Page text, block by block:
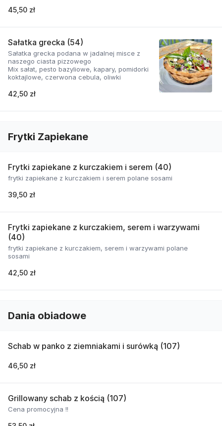
45,50 zł
Sałatka grecka (54)
Sałatka grecka podana w jadalnej misce z
naszego ciasta pizzowego
Mix sałat, pesto bazyliowe, kapary, pomidorki
koktajlowe, czerwona cebula, oliwki
42,50 zł
Frytki Zapiekane
Frytki zapiekane z kurczakiem i serem (40)
frytki zapiekane z kurczakiem i serem polane sosami
39,50 zł
Frytki zapiekane z kurczakiem, serem i warzywami
(40)
frytki zapiekane z kurczakiem, serem i warzywami polane
sosami
42,50 zł
Dania obiadowe
Schab w panko z ziemniakami i surówką (107)
46,50 zł
Grillowany schab z kością (107)
Cena promocyjna !!